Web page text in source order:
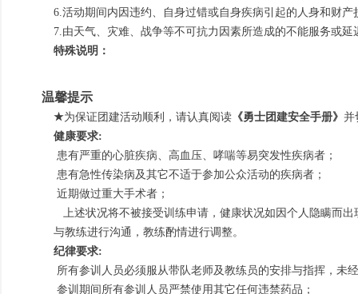
6.活动期间内因违约、自身过错或自身疾病引起的人身和财
7.由天气、灾难、战争等不可抗力因素所造成的不能服务或延
特殊说明：
温馨提示
★为保证 团建活动顺利，请认真阅读 《勇士团建安全手册》 并
健康要求:
患有严重的心脏疾病、高血压、哮喘等易突发性疾病者；
患有急性传染病及其它不适于参加公众活动的疾病者；
近期做过重大手术者；
上述状况将不被接受训练申请，健康状况如因个人隐瞒而
与教练进行沟通，教练酌情进行调整。
纪律要求:
所有参训人员必须服从带队老师及教练员的安排与指挥，未
参训期间所有参训人员严禁使用其它任何违禁药品；